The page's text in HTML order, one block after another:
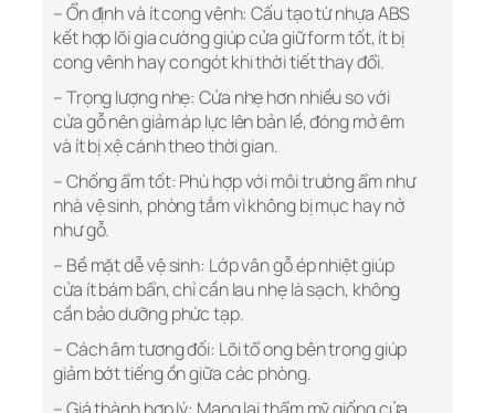
– Ổn định và ít cong vênh: Cấu tạo từ nhựa ABS
kết hợp lõi gia cường giúp cửa giữ form tốt, ít bị
cong vênh hay co ngót khi thời tiết thay đổi.
– Trọng lượng nhẹ: Cửa nhẹ hơn nhiều so với
cửa gỗ nên giảm áp lực lên bản lề, đóng mở êm
và ít bị xệ cánh theo thời gian.
– Chống ẩm tốt: Phù hợp với môi trường ẩm như
nhà vệ sinh, phòng tắm vì không bị mục hay nở
như gỗ.
– Bề mặt dễ vệ sinh: Lớp vân gỗ ép nhiệt giúp
cửa ít bám bẩn, chỉ cần lau nhẹ là sạch, không
cần bảo dưỡng phức tạp.
– Cách âm tương đối: Lõi tổ ong bên trong giúp
giảm bớt tiếng ồn giữa các phòng.